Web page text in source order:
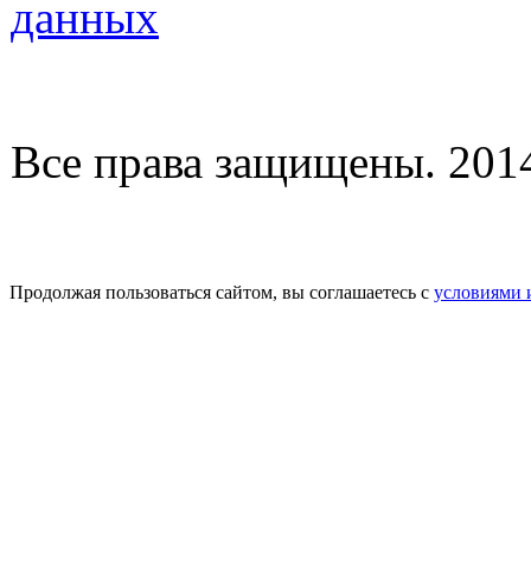
данных
Все права защищены.
Продолжая пользоваться сайтом, вы соглашаетесь с условиями